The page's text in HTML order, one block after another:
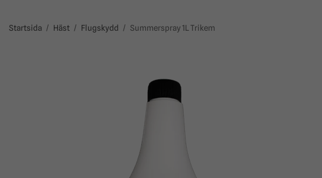
Startsida / Häst / Flugskydd / Summerspray 1L Trikem